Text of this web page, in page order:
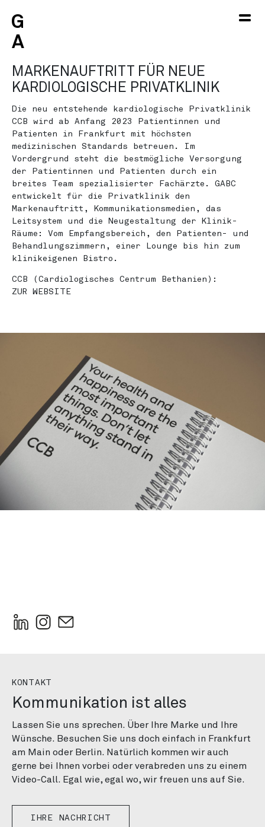
MARKENAUFTRITT FÜR NEUE
KARDIOLOGISCHE PRIVATKLINIK
Die neu entstehende kardiologische Privatklinik
CCB wird ab Anfang 2023 Patientinnen und
Patienten in Frankfurt mit höchsten
medizinischen Standards betreuen. Im
Vordergrund steht die bestmögliche Versorgung
der Patientinnen und Patienten durch ein
breites Team spezialisierter Fachärzte. GABC
entwickelt für die Privatklinik den
Markenauftritt, Kommunikationsmedien, das
Leitsystem und die Neugestaltung der Klinik-
Räume: Vom Empfangsbereich, den Patienten- und
Behandlungszimmern, einer Lounge bis hin zum
klinikeigenen Bistro.
CCB (Cardiologisches Centrum Bethanien):
ZUR WEBSITE
G
A
KONTAKT
Kommunikation ist alles
Lassen Sie uns sprechen. Über Ihre Marke und Ihre
Wünsche. Besuchen Sie uns doch einfach in Frankfurt
am Main oder Berlin. Natürlich kommen wir auch
gerne bei Ihnen vorbei oder verabreden uns zu einem
Video-Call. Egal wie, egal wo, wir freuen uns auf Sie.
IHRE NACHRICHT
G
A
G
A